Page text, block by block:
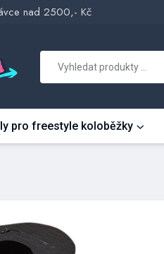
nad 2500,- Kč
pro freestyle koloběžky